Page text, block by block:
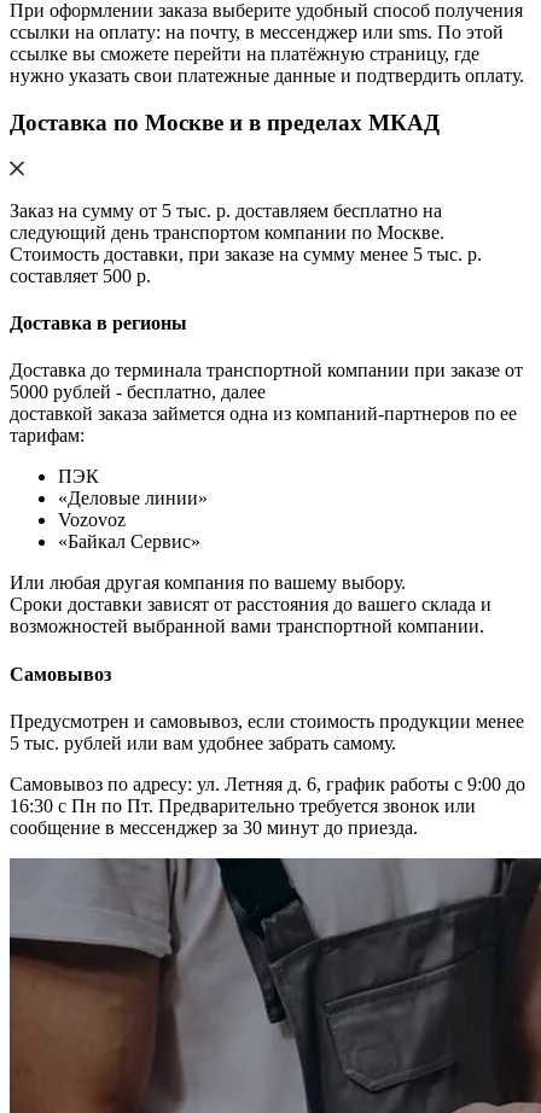
При оформлении заказа выберите удобный способ получения
ссылки на оплату: на почту, в мессенджер или sms. По этой
ссылке вы сможете перейти на платёжную страницу, где
нужно указать свои платежные данные и подтвердить оплату.
Доставка по Москве и в пределах МКАД
Заказ на сумму от 5 тыс. р. доставляем бесплатно на
следующий день транспортом компании по Москве.
Стоимость доставки, при заказе на сумму менее 5 тыс. р.
составляет 500 р.
Доставка в регионы
Доставка до терминала транспортной компании при заказе от
5000 рублей - бесплатно, далее
доставкой заказа займется одна из компаний-партнеров по ее
тарифам:
ПЭК
«Деловые линии»
Vozovoz
«Байкал Сервис»
Или любая другая компания по вашему выбору.
Сроки доставки зависят от расстояния до вашего склада и
возможностей выбранной вами транспортной компании.
Самовывоз
Предусмотрен и самовывоз, если стоимость продукции менее
5 тыс. рублей или вам удобнее забрать самому.
Самовывоз по адресу: ул. Летняя д. 6, график работы с 9:00 до
16:30 с Пн по Пт. Предварительно требуется звонок или
сообщение в мессенджер за 30 минут до приезда.